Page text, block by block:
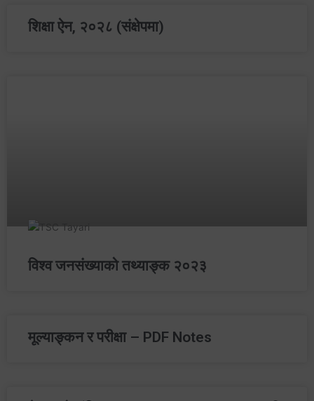
शिक्षा ऐन, २०२८ (संक्षेपमा)
विश्‍व जनसंख्याको तथ्याङ्‍क २०२३
मूल्याङ्‍कन र परीक्षा – PDF Notes